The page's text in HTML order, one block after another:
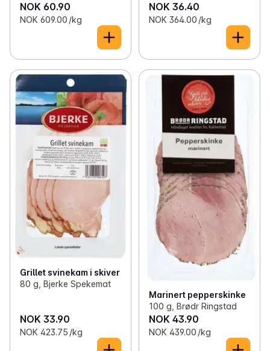
NOK 60.90
NOK 609.00 /kg
NOK 36.40
NOK 364.00 /kg
Grillet svinekam i skiver
80 g, Bjerke Spekemat
NOK 33.90
NOK 423.75 /kg
Marinert pepperskinke
100 g, Brødr Ringstad
NOK 43.90
NOK 439.00 /kg